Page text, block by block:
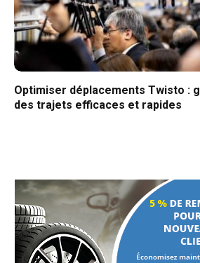
Optimiser déplacements Twisto :
des trajets efficaces et rapides